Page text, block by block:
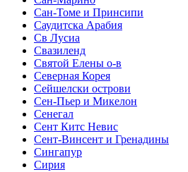
Сан-Томе и Принсипи
Саудитска Арабия
Св Лусиа
Свазиленд
Святой Елены о-в
Северная Корея
Сейшелски острови
Сен-Пьер и Микелон
Сенегал
Сент Китс Невис
Сент-Винсент и Гренадины
Сингапур
Сирия